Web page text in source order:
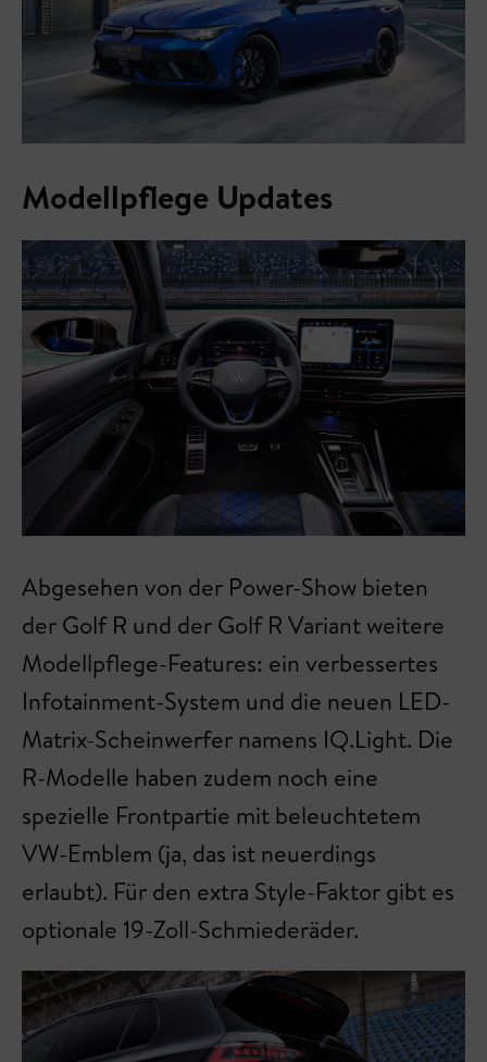
Modellpflege Updates
Abgesehen von der Power-Show bieten
der Golf R und der Golf R Variant weitere
Modellpflege-Features: ein verbessertes
Infotainment-System und die neuen LED-
Matrix-Scheinwerfer namens IQ.Light. Die
R-Modelle haben zudem noch eine
spezielle Frontpartie mit beleuchtetem
VW-Emblem (ja, das ist neuerdings
erlaubt). Für den extra Style-Faktor gibt es
optionale 19-Zoll-Schmiederäder.